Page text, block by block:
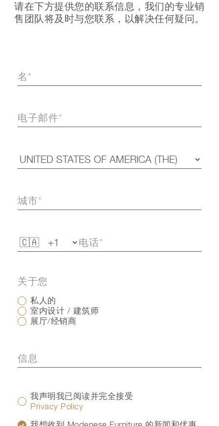
请在下方提供您的联系信息，我们的专业销
售团队将及时与您联系，以解决任何疑问。
关于您
私人的
室内设计 / 建筑师
展厅/经销商
我声明我已阅读并完全接受
Privacy Policy